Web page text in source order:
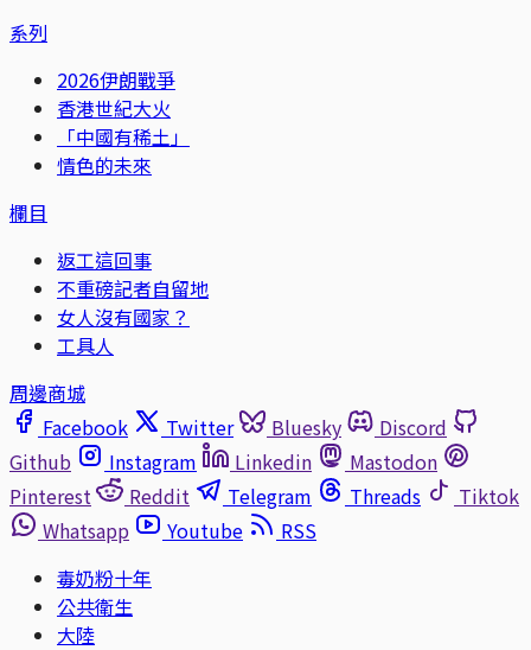
系列
2026伊朗戰爭
香港世紀大火
「中國有稀土」
情色的未來
欄目
返工這回事
不重磅記者自留地
女人沒有國家？
工具人
周邊商城
Facebook
Twitter Bluesky
Discord
Github
Instagram Linkedin
Mastodon
Pinterest
Reddit Telegram Threads
Tiktok
Whatsapp
Youtube
RSS
毒奶粉十年
公共衛生
大陸